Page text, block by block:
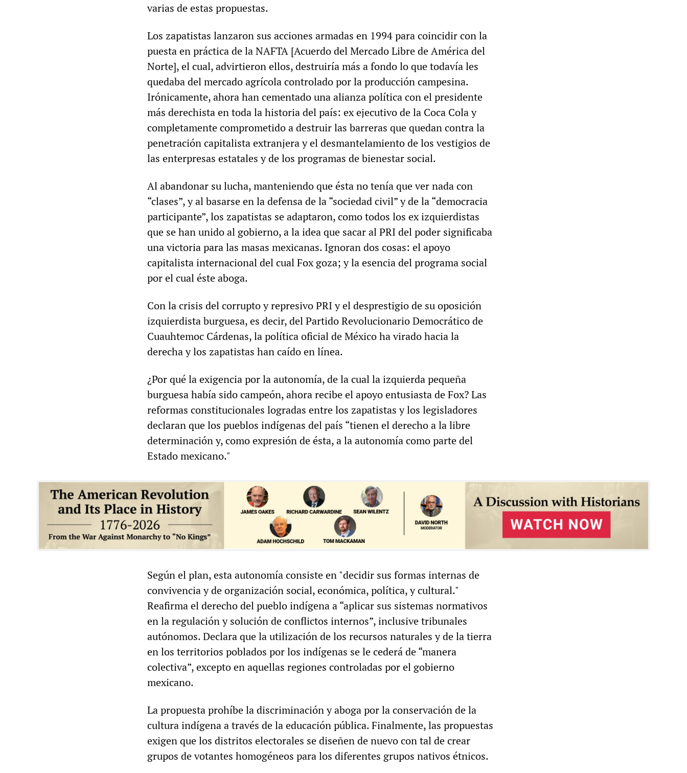
varias de estas propuestas.
Los zapatistas lanzaron sus acciones armadas en 1994 para coincidir con la
puesta en práctica de la NAFTA [Acuerdo del Mercado Libre de América del
Norte], el cual, advirtieron ellos, destruiría más a fondo lo que todavía les
quedaba del mercado agrícola controlado por la producción campesina.
Irónicamente, ahora han cementado una alianza política con el presidente
más derechista en toda la historia del país: ex ejecutivo de la Coca Cola y
completamente comprometido a destruir las barreras que quedan contra la
penetración capitalista extranjera y el desmantelamiento de los vestigios de
las enterpresas estatales y de los programas de bienestar social.
Al abandonar su lucha, manteniendo que ésta no tenía que ver nada con
“clases”, y al basarse en la defensa de la “sociedad civil” y de la “democracia
participante”, los zapatistas se adaptaron, como todos los ex izquierdistas
que se han unido al gobierno, a la idea que sacar al PRI del poder significaba
una victoria para las masas mexicanas. Ignoran dos cosas: el apoyo
capitalista internacional del cual Fox goza; y la esencia del programa social
por el cual éste aboga.
Con la crisis del corrupto y represivo PRI y el desprestigio de su oposición
izquierdista burguesa, es decir, del Partido Revolucionario Democrático de
Cuauhtemoc Cárdenas, la política oficial de México ha virado hacia la
derecha y los zapatistas han caído en línea.
¿Por qué la exigencia por la autonomía, de la cual la izquierda pequeña
burguesa había sido campeón, ahora recibe el apoyo entusiasta de Fox? Las
reformas constitucionales logradas entre los zapatistas y los legisladores
declaran que los pueblos indígenas del país “tienen el derecho a la libre
determinación y, como expresión de ésta, a la autonomía como parte del
Estado mexicano."
Según el plan, esta autonomía consiste en "decidir sus formas internas de
convivencia y de organización social, económica, política, y cultural."
Reafirma el derecho del pueblo indígena a “aplicar sus sistemas normativos
en la regulación y solución de conflictos internos”, inclusive tribunales
autónomos. Declara que la utilización de los recursos naturales y de la tierra
en los territorios poblados por los indígenas se le cederá de “manera
colectiva”, excepto en aquellas regiones controladas por el gobierno
mexicano.
La propuesta prohíbe la discriminación y aboga por la conservación de la
cultura indígena a través de la educación pública. Finalmente, las propuestas
exigen que los distritos electorales se diseñen de nuevo con tal de crear
grupos de votantes homogéneos para los diferentes grupos nativos étnicos.